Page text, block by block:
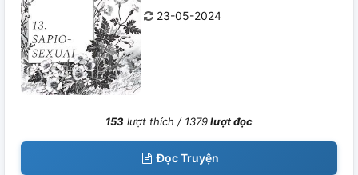
23-05-2024
153 lượt thích / 1379lượt đọc
Đọc Truyện